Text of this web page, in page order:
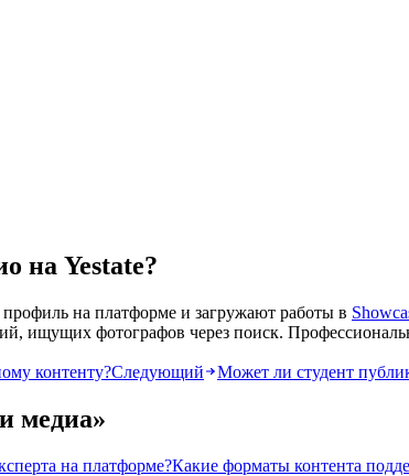
на Yestate?
на платформе и загружают работы в
ищущих фотографов через поиск.
контенту?Следующий Может ли студент
медиа»
на платформе?Какие форматы контента